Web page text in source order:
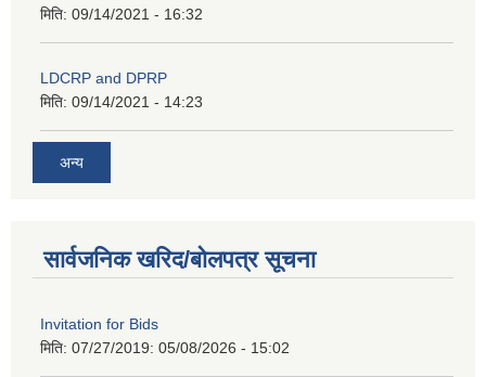
मिति: 09/14/2021 - 16:32
LDCRP and DPRP
मिति: 09/14/2021 - 14:23
अन्य
सार्वजनिक खरिद/बोलपत्र सूचना
Invitation for Bids
मिति: 07/27/2019: 05/08/2026 - 15:02